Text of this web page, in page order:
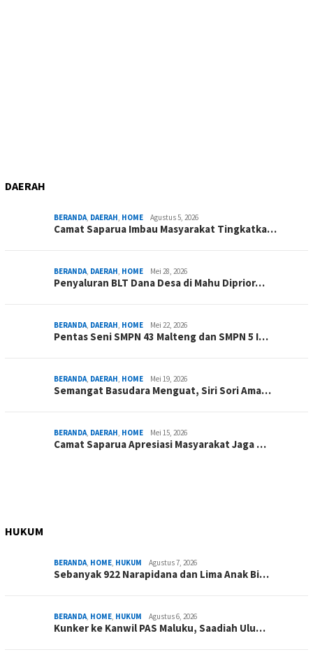
DAERAH
BERANDA, DAERAH, HOME Agustus 5, 2026
Camat Saparua Imbau Masyarakat Tingkatka…
BERANDA, DAERAH, HOME Mei 28, 2026
Penyaluran BLT Dana Desa di Mahu Diprior…
BERANDA, DAERAH, HOME Mei 22, 2026
Pentas Seni SMPN 43 Malteng dan SMPN 5 I…
BERANDA, DAERAH, HOME Mei 19, 2026
Semangat Basudara Menguat, Siri Sori Ama…
BERANDA, DAERAH, HOME Mei 15, 2026
Camat Saparua Apresiasi Masyarakat Jaga …
HUKUM
BERANDA, HOME, HUKUM Agustus 7, 2026
Sebanyak 922 Narapidana dan Lima Anak Bi…
BERANDA, HOME, HUKUM Agustus 6, 2026
Kunker ke Kanwil PAS Maluku, Saadiah Ulu…